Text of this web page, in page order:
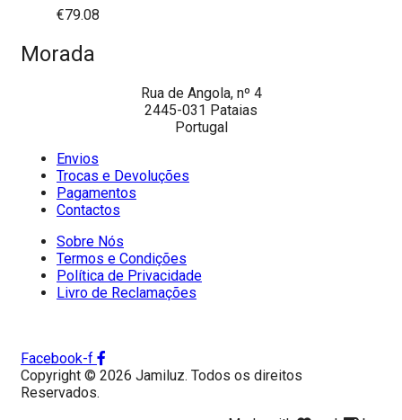
€79.08
Morada
Rua de Angola, nº 4
2445-031 Pataias
Portugal
Envios
Trocas e Devoluções
Pagamentos
Contactos
Sobre Nós
Termos e Condições
Política de Privacidade
Livro de Reclamações
Facebook-f
Copyright © 2026 Jamiluz. Todos os direitos
Reservados.